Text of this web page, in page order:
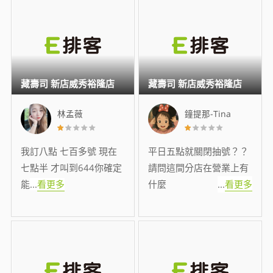
林孟薇
我訂八點 七百多號 現在
七點半 才叫到644你確定
能...看更多
藏壽司 新店威秀裕隆店
鐘提那-Tina
平日五點就關閉抽號？？
請問這間分店在營業上有
什麼
...看更多
藏壽司 新店威秀裕隆店